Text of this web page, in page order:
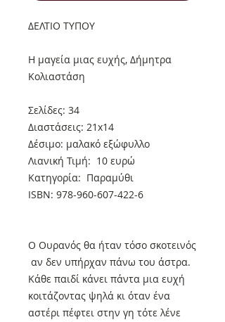
ΔΕΛΤΙΟ ΤΥΠΟΥ
Η μαγεία μιας ευχής, Δήμητρα
Κολιαστάση
Σελίδες: 34
Διαστάσεις: 21x14
Δέσιμο: μαλακό εξώφυλλο
Λιανική Τιμή: 10 ευρώ
Κατηγορία: Παραμύθι
ISBN: 978-960-607-422-6
Ο Ουρανός θα ήταν τόσο σκοτεινός
αν δεν υπήρχαν πάνω του άστρα.
Κάθε παιδί κάνει πάντα μια ευχή
κοιτάζοντας ψηλά κι όταν ένα
αστέρι πέφτει στην γη τότε λένε